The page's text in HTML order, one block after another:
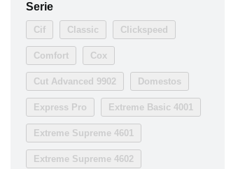
Serie
Cif Classic Clickspeed
Comfort Cox
Cut Advanced 9902 Domestos
Express Pro Extreme Basic 4001
Extreme Supreme 4601
Extreme Supreme 4602